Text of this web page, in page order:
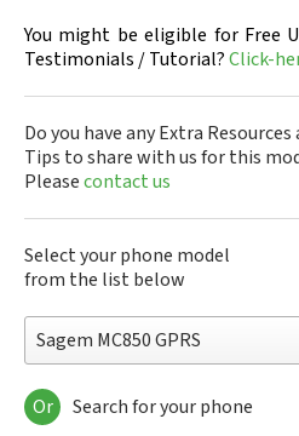
You might be eligible for Free
Testimonials / Tutorial?Click-
Do you have any Extra Resources
Tips to share with us for this
Pleasecontact us
Select your phone model
from the list below
Sagem MC850 GPRS
Or Search for your phone